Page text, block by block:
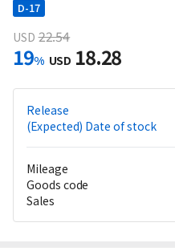
D-17
USD 22.54
19% USD 18.28
Release
(Expected) Date of stock
Mileage
Goods code
Sales